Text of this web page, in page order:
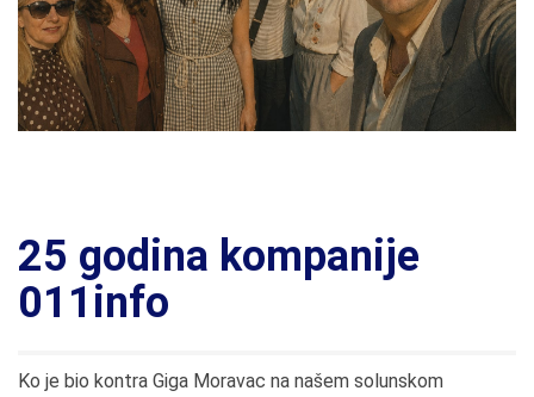
25 godina kompanije
011info
Ko je bio kontra Giga Moravac na našem solunskom